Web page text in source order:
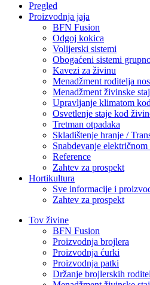
Pregled
Proizvodnja jaja
BFN Fusion
Odgoj kokica
Volijerski sistemi
Obogaćeni sistemi
Kavezi za živinu
Menadžment roditelja
Menadžment živinske
Upravljanje klimatom
Osvetlenje staje kod
Tretman otpadaka
Skladištenje hranje /
Snabdevanje
Reference
Zahtev za prospekt
Hortikultura
Sve informacije i
Zahtev za prospekt
Tov živine
BFN Fusion
Proizvodnja brojlera
Proizvodnja ćurki
Proizvodnja patki
Držanje brojlerskih